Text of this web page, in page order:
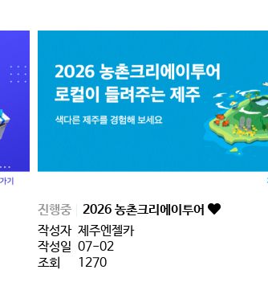
진행중
2026 농촌크리에이투어
작성자 제주엔젤카
작성일 07-02
조회
1270